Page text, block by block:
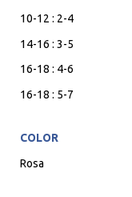
10-12 : 2-4
14-16 : 3-5
16-18 : 4-6
16-18 : 5-7
COLOR
Rosa